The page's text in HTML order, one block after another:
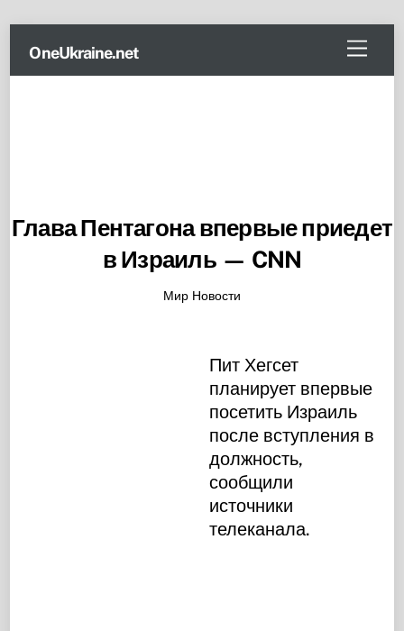
content
Menu
OneUkraine.net
Глава Пентагона впервые приедет
в Израиль — CNN
Мир Новости
Пит Хегсет
планирует впервые
посетить Израиль
после вступления в
должность,
сообщили
источники
телеканала.